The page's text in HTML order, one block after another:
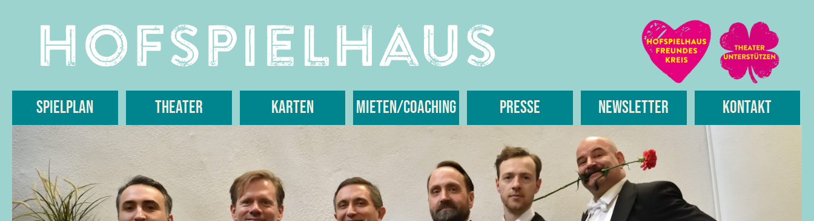
Spielplan Theater Karten Mieten/Coaching Presse Newsletter Kontakt